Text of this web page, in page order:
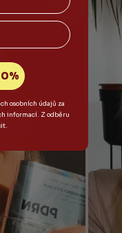
osobních údajů za
informací. Z odběru